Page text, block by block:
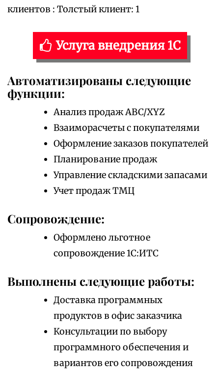
клиентов : Толстый клиент: 1
Услуга внедрения 1С
Автоматизированы следующие
функции:
Анализ продаж ABC/XYZ
Взаиморасчеты с покупателями
Оформление заказов покупателей
Планирование продаж
Управление складскими запасами
Учет продаж ТМЦ
Сопровождение:
Оформлено льготное
сопровождение 1С:ИТС
Выполнены следующие работы:
Доставка программных
продуктов в офис заказчика
Консультации по выбору
программного обеспечения и
вариантов его сопровождения